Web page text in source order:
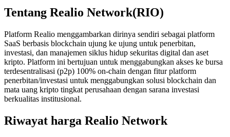
Tentang Realio Network(RIO)
Platform Realio menggambarkan dirinya sendiri sebagai platform
SaaS berbasis blockchain ujung ke ujung untuk penerbitan,
investasi, dan manajemen siklus hidup sekuritas digital dan aset
kripto. Platform ini bertujuan untuk menggabungkan akses ke bursa
terdesentralisasi (p2p) 100% on-chain dengan fitur platform
penerbitan/investasi untuk menggabungkan solusi blockchain dan
mata uang kripto tingkat perusahaan dengan sarana investasi
berkualitas institusional.
Riwayat harga Realio Network